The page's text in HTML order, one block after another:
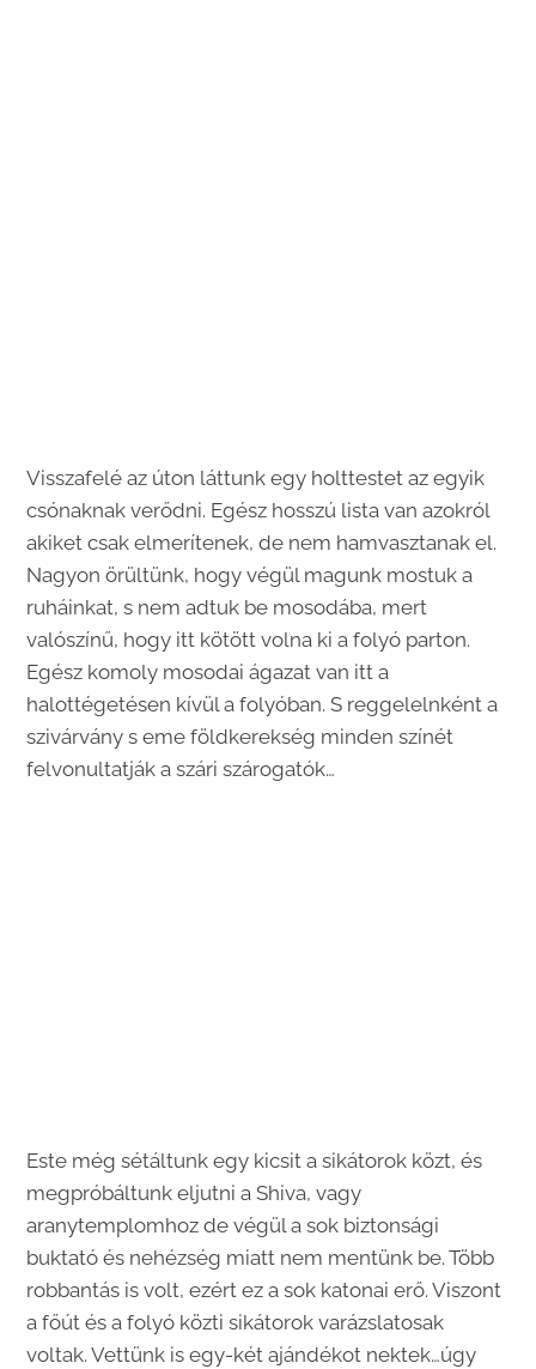
Visszafelé az úton láttunk egy holttestet az egyik
csónaknak verődni. Egész hosszú lista van azokról
akiket csak elmerítenek, de nem hamvasztanak el.
Nagyon örültünk, hogy végül magunk mostuk a
ruháinkat, s nem adtuk be mosodába, mert
valószínű, hogy itt kötött volna ki a folyó parton.
Egész komoly mosodai ágazat van itt a
halottégetésen kívül a folyóban. S reggelelnként a
szivárvány s eme földkerekség minden színét
felvonultatják a szári szárogatók…
Este még sétáltunk egy kicsit a sikátorok közt, és
megpróbáltunk eljutni a Shiva, vagy
aranytemplomhoz de végül a sok biztonsági
buktató és nehézség miatt nem mentünk be. Több
robbantás is volt, ezért ez a sok katonai erő. Viszont
a főút és a folyó közti sikátorok varázslatosak
voltak. Vettünk is egy-két ajándékot nektek…úgy